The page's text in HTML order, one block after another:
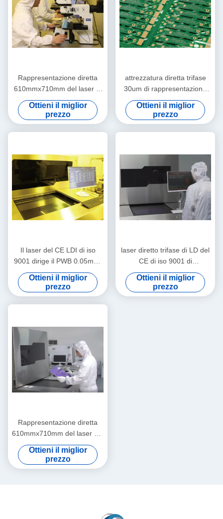
Rappresentazione diretta
610mmx710mm del laser di
HDI FPC LDI per il vario
PWB a più strati
Ottieni il miglior
prezzo
attrezzatura diretta trifase
30um di rappresentazione
del laser di 380V LDI
Ottieni il miglior
prezzo
Il laser del CE LDI di iso
9001 dirige il PWB 0.05mm-
3.5mm della
rappresentazione
Ottieni il miglior
prezzo
laser diretto trifase di LD del
CE di iso 9001 di
rappresentazione del laser
del PWB LDI di 24um 380V
Ottieni il miglior
prezzo
Rappresentazione diretta
610mmx710mm del laser del
PWB HDI FPC LDI
Ottieni il miglior
prezzo